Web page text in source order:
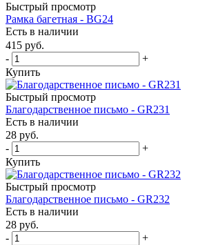
Быстрый просмотр
Рамка багетная - BG24
Есть в наличии
415 руб.
-
+
Купить
Быстрый просмотр
Благодарственное письмо - GR231
Есть в наличии
28 руб.
-
+
Купить
Быстрый просмотр
Благодарственное письмо - GR232
Есть в наличии
28 руб.
-
+